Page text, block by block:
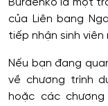
Burdenko là một
của Liên bang
tiếp nhận sinh viên
Nếu bạn đang
về chương trình
hoặc các chương